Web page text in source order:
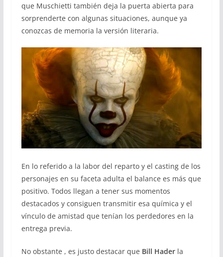
que Muschietti también deja la puerta abierta para
sorprenderte con algunas situaciones, aunque ya
conozcas de memoria la versión literaria.
En lo referido a la labor del reparto y el casting de los
personajes en su faceta adulta el balance es más que
positivo. Todos llegan a tener sus momentos
destacados y consiguen transmitir esa química y el
vínculo de amistad que tenían los perdedores en la
entrega previa.
No obstante , es justo destacar que Bill Haderla